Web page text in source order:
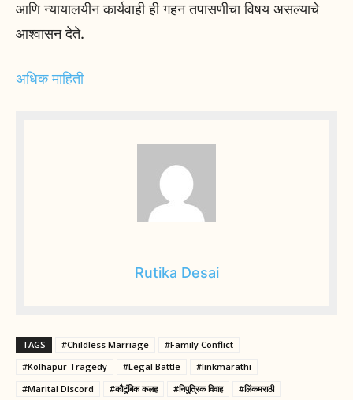
आणि न्यायालयीन कार्यवाही ही गहन तपासणीचा विषय असल्याचे
आश्वासन देते.
अधिक माहिती
Rutika Desai
TAGS #Childless Marriage
#Family Conflict
#Kolhapur Tragedy
#Legal Battle
#linkmarathi
#Marital Discord
#कौटुंबिक कलह #निपुत्रिक विवाह
#लिंकमराठी